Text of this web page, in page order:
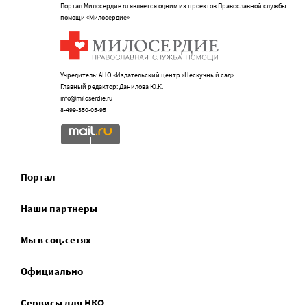
Портал Милосердие.ru является одним из проектов Православной службы
помощи «Милосердие»
Учредитель: АНО «Издательский центр «Нескучный сад»
Главный редактор: Данилова Ю.К.
info@miloserdie.ru
8-499-350-05-95
Портал
Наши партнеры
Мы в соц.сетях
Официально
Сервисы для НКО